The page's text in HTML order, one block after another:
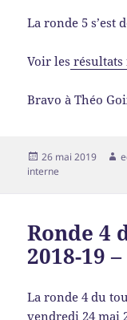
La ronde 5 s’est
Voir les
Bravo à Théo
26 mai 2019
interne
Ronde 4
2018-19
La ronde 4 du
vendredi 24 mai